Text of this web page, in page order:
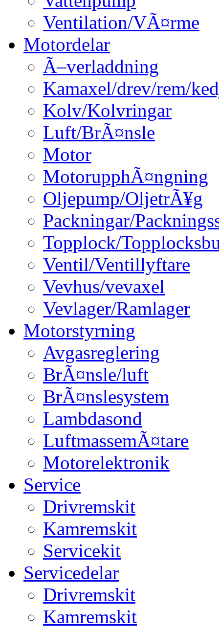
Ventilation/VÃ¤rme
Motordelar
Ã–verladdning
Kamaxel/drev/rem/
Kolv/Kolvringar
Luft/BrÃ¤nsle
Motor
MotorupphÃ¤ngning
Oljepump/OljetrÃ¥g
Packningar/
Topplock/
Ventil/Ventillyftare
Vevhus/vevaxel
Vevlager/Ramlager
Motorstyrning
Avgasreglering
BrÃ¤nsle/luft
BrÃ¤nslesystem
Lambdasond
LuftmassemÃ¤tare
Motorelektronik
Service
Drivremskit
Kamremskit
Servicekit
Servicedelar
Drivremskit
Kamremskit